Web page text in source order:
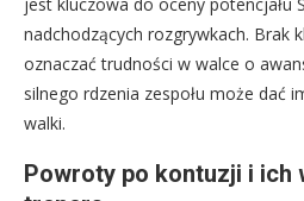
nadchodzących rozgrywkach. Brak
oznaczać trudności w walce o
silnego rdzenia zespołu może dać
walki.
Powroty po kontuzji i ich